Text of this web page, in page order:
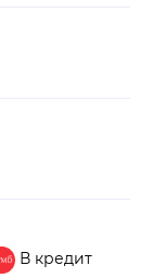
В кредит